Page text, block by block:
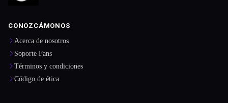
CONOZCÁMONOS
Acerca de nosotros
Soporte Fans
Términos y condiciones
Código de ética